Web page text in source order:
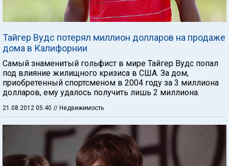
Тайгер Вудс потерял миллион долларов на продаже
дома в Калифорнии
Самый знаменитый гольфист в мире Тайгер Вудс попал
под влияние жилищного кризиса в США. За дом,
приобретенный спортсменом в 2004 году за 3 миллиона
долларов, ему удалось получить лишь 2 миллиона.
21.08.2012 05:40 // Недвижимость